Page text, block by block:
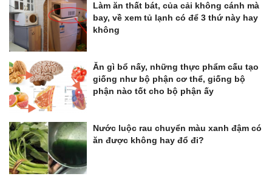
Làm ăn thất bát, của cải không cánh mà
bay, về xem tủ lạnh có để 3 thứ này hay
không
Ăn gì bổ nấy, những thực phẩm cấu tạo
giống như bộ phận cơ thể, giống bộ
phận nào tốt cho bộ phận ấy
Nước luộc rau chuyển màu xanh đậm có
ăn được không hay đổ đi?